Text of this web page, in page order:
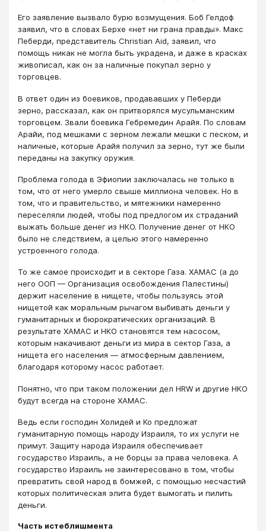
Его заявление вызвало бурю возмущения. Боб Гелдоф
заявил, что в словах Берхе «нет ни грана правды». Макс
Пеберди, представитель Christian Aid, заявил, что
помощь никак не могла быть украдена, и даже в красках
живописал, как он за наличные покупал зерно у
торговцев.
В ответ один из боевиков, продававших у Пеберди
зерно, рассказал, как он притворялся мусульманским
торговцем. Звали боевика Гебремедин Арайя. По словам
Арайи, под мешками с зерном лежали мешки с песком, и
наличные, которые Арайя получил за зерно, тут же были
переданы на закупку оружия.
Проблема голода в Эфиопии заключалась не только в
том, что от него умерло свыше миллиона человек. Но в
том, что и правительство, и мятежники намеренно
переселяли людей, чтобы под предлогом их страданий
выжать больше денег из НКО. Получение денег от НКО
было не следствием, а целью этого намеренно
устроенного голода.
То же самое происходит и в секторе Газа. ХАМАС (а до
него ООП — Организация освобождения Палестины)
держит население в нищете, чтобы пользуясь этой
нищетой как моральным рычагом выбивать деньги у
гуманитарных и бюрократических организаций. В
результате ХАМАС и НКО становятся тем насосом,
которым накачивают деньги из мира в сектор Газа, а
нищета его населения — атмосферным давлением,
благодаря которому насос работает.
Понятно, что при таком положении дел HRW и другие НКО
будут всегда на стороне ХАМАС.
Ведь если господин Холидей и Ко предложат
гуманитарную помощь народу Израиля, то их услуги не
примут. Защиту народа Израиля обеспечивает
государство Израиль, а не борцы за права человека. А
государство Израиль не заинтересовано в том, чтобы
превратить свой народ в бомжей, с помощью несчастий
которых политическая элита будет вымогать и пилить
деньги.
Часть истеблишмента